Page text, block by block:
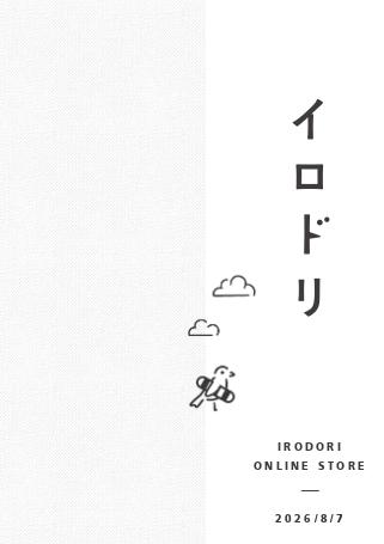
IRODORI
ONLINE STORE
2026/8/7